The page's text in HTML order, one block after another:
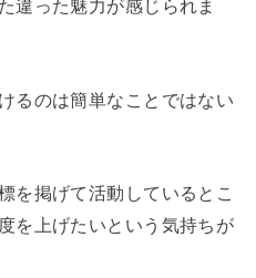
違った魅力が感じられま
るのは簡単なことではない
を掲げて活動しているとこ
を上げたいという気持ちが